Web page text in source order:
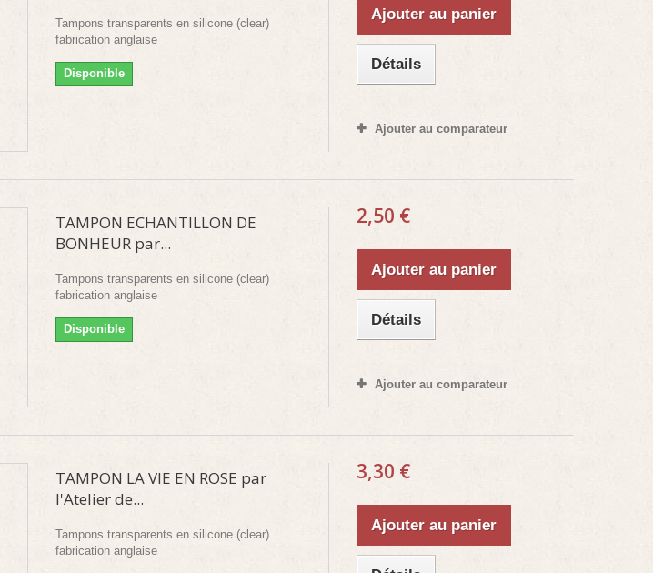
Tampons transparents en silicone (clear)
fabrication anglaise
Disponible
Ajouter au panier
Détails
Ajouter au comparateur
TAMPON ECHANTILLON DE
BONHEUR par...
Tampons transparents en silicone (clear)
fabrication anglaise
Disponible
2,50 €
Ajouter au panier
Détails
Ajouter au comparateur
TAMPON LA VIE EN ROSE par
l'Atelier de...
Tampons transparents en silicone (clear)
fabrication anglaise
3,30 €
Ajouter au panier